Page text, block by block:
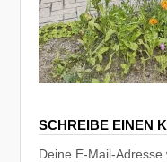
SCHREIBE EINEN
Deine E-Mail-Adresse